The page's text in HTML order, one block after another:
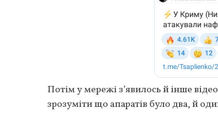
Потім у мережі з’явилось й інше
зрозуміти що апаратів було два, й